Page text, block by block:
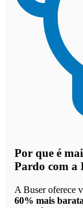
Por que é
Pardo com a
A Buser oferece
60% mais